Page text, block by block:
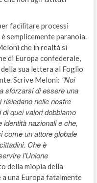
facilitare processi
semplicemente paranoia.
che in realtà si
di Europa confederale,
sua lettera al Foglio
Scrive Meloni: “Noi
sforzarsi di essere una
nelle nostre
quei valori dobbiamo
nazionali e che,
come un attore globale
Che è
l’Unione
della miopia della
una Europa fatalmente